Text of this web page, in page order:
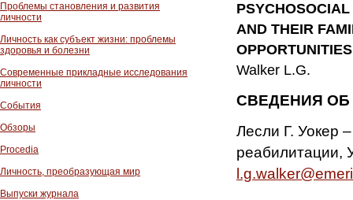
Проблемы становления и развития
личности
Личность как субъект жизни: проблемы
здоровья и болезни
Современные прикладные исследования
личности
События
Обзоры
Procedia
Личность, преобразующая мир
Выпуски журнала
AND THEIR
OPPORTUNITIES
Walker L.G.
СВЕДЕНИЯ ОБ
Лесли Г. Уокер
реабилитации,